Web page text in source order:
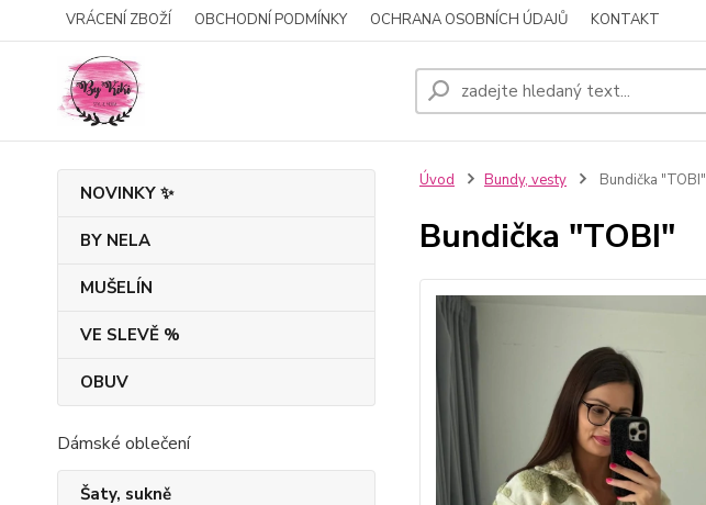
VRÁCENÍ ZBOŽÍ OBCHODNÍ PODMÍNKY OCHRANA OSOBNÍCH ÚDAJŮ KONTAKT
NOVINKY ✨
BY NELA
MUŠELÍN
VE SLEVĚ %
OBUV
Dámské oblečení
Šaty, sukně
Úvod Bundy, vesty Bundička "TOBI"
Bundička "TOBI"